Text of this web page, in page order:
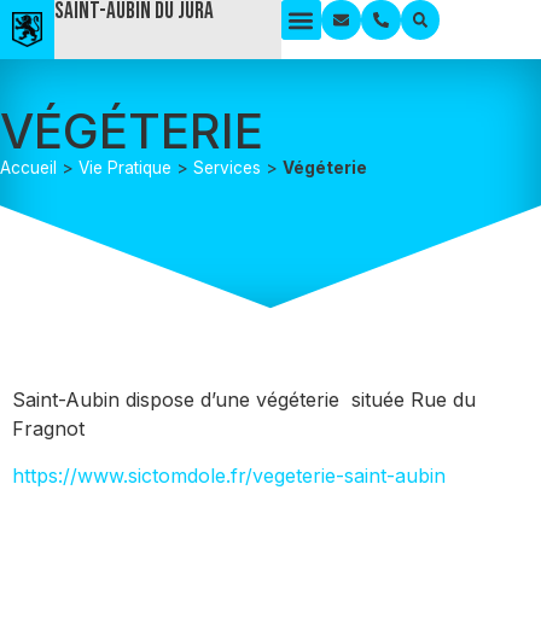
Saint-Aubin du Jura
VÉGÉTERIE
Accueil > Vie Pratique > Services > Végéterie
Saint-Aubin dispose d’une végéterie située Rue du
Fragnot
https://www.sictomdole.fr/vegeterie-saint-aubin